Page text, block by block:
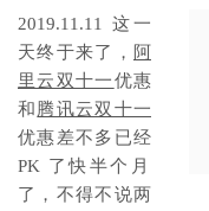
2019.11.11 这一
天终于来了， 阿
里云双十一优惠
和 腾讯云双十一
优惠差不多已经
PK 了快半个月
了，不得不说两